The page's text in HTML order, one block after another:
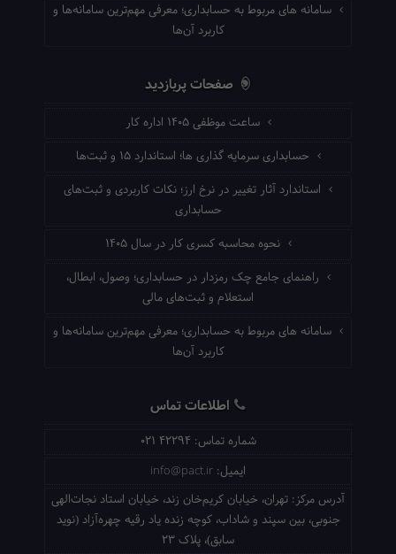
سامانه های مربوط به حسابداری؛ معرفی مهم‌ترین سامانه‌ها و
کاربرد آن‌ها
صفحات پربازدید
ساعت موظفی ۱۴۰۵ اداره کار
حسابداری سرمایه گذاری ها؛ استاندارد ۱۵ و ثبت‌ها
استاندارد آثار تغییر در نرخ ارز؛ نکات کاربردی و ثبت‌های
حسابداری
نحوه محاسبه کسری کار در سال ۱۴۰۵
راهنمای جامع چک رمزدار در حسابداری؛ وصول، ابطال،
استعلام و ثبت‌های مالی
سامانه های مربوط به حسابداری؛ معرفی مهم‌ترین سامانه‌ها و
کاربرد آن‌ها
اطلاعات تماس
شماره تماس: 021 42294
ایمیل: info@pact.ir
آدرس مرکز: تهران، خیابان کریم‌خان زند، خیابان استاد نجات‌الهی
جنوبی، بین سپند و شاداب، کوچه زنده یاد رقیه چهره‌آزاد (نوید
سابق)، پلاک 23